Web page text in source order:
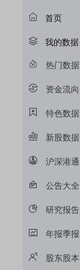
首页
我的数据
热门数据
资金流向
特色数据
新股数据
沪深港通
公告大全
研究报告
年报季报
股东股本